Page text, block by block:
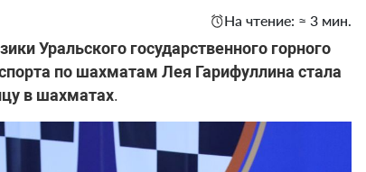
На чтение: ≈ 3 мин.
Уральского государственного горного
по шахматам Лея Гарифуллина стала
в шахматах.